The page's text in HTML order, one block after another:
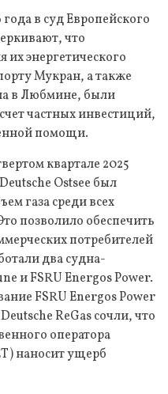
в суд Европейского
что
их энергетического
Мукран, а также
в Любмине, были
частных инвестиций,
помощи.
квартале 2025
Ostsee был
газа среди всех
позволило обеспечить
потребителей
два судна-
и FSRU Energos Power.
FSRU Energos Power
ReGas сочли, что
оператора
наносит ущерб